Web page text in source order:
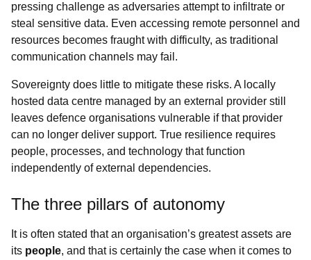
pressing challenge as adversaries attempt to infiltrate or
steal sensitive data. Even accessing remote personnel and
resources becomes fraught with difficulty, as traditional
communication channels may fail.
Sovereignty does little to mitigate these risks. A locally
hosted data centre managed by an external provider still
leaves defence organisations vulnerable if that provider
can no longer deliver support. True resilience requires
people, processes, and technology that function
independently of external dependencies.
The three pillars of autonomy
It is often stated that an organisation’s greatest assets are
its people, and that is certainly the case when it comes to